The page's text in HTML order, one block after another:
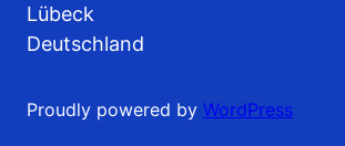
Lübeck
Deutschland
Proudly powered by WordPress